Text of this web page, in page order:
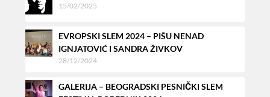
15/02/2025
EVROPSKI SLEM 2024 – PIŠU NENAD
IGNJATOVIĆ I SANDRA ŽIVKOV
28/12/2024
GALERIJA – BEOGRADSKI PESNIČKI SLEM